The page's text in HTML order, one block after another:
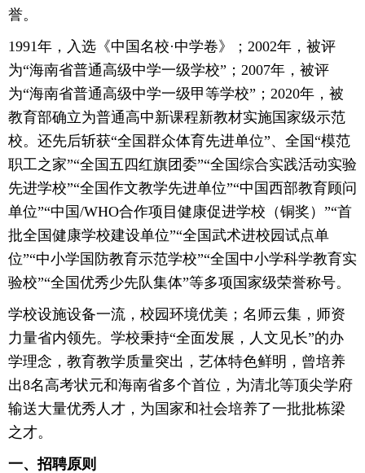
誉。
1991年，入选《中国名校·中学卷》；2002年，被评
为“海南省普通高级中学一级学校”；2007年，被评
为“海南省普通高级中学一级甲等学校”；2020年，被
教育部确立为普通高中新课程新教材实施国家级示范
校。还先后斩获“全国群众体育先进单位”、全国“模范
职工之家”“全国五四红旗团委”“全国综合实践活动实验
先进学校”“全国作文教学先进单位”“中国西部教育顾问
单位”“中国/WHO合作项目健康促进学校（铜奖）”“首
批全国健康学校建设单位”“全国武术进校园试点单
位”“中小学国防教育示范学校”“全国中小学科学教育实
验校”“全国优秀少先队集体”等多项国家级荣誉称号。
学校设施设备一流，校园环境优美；名师云集，师资
力量省内领先。学校秉持“全面发展，人文见长”的办
学理念，教育教学质量突出，艺体特色鲜明，曾培养
出8名高考状元和海南省多个首位，为清北等顶尖学府
输送大量优秀人才，为国家和社会培养了一批批栋梁
之才。
一、招聘原则